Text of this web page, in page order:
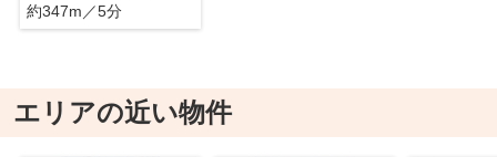
約347m／5分
エリアの近い物件